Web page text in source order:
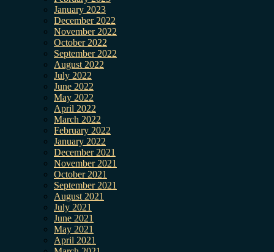
January 2023
December 2022
November 2022
October 2022
September 2022
August 2022
July 2022
June 2022
May 2022
April 2022
March 2022
February 2022
January 2022
December 2021
November 2021
October 2021
September 2021
August 2021
July 2021
June 2021
May 2021
April 2021